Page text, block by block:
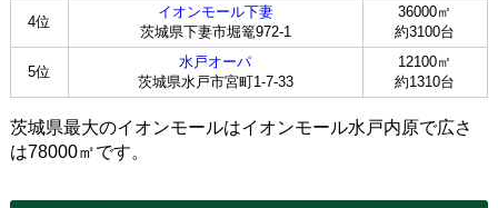
4位
イオンモール下妻
茨城県下妻市堀篭972-1
36000㎡
約3100台
5位
水戸オーパ
茨城県水戸市宮町1-7-33
12100㎡
約1310台
茨城県最大のイオンモールはイオンモール水戸内原で広さ
は78000㎡です。